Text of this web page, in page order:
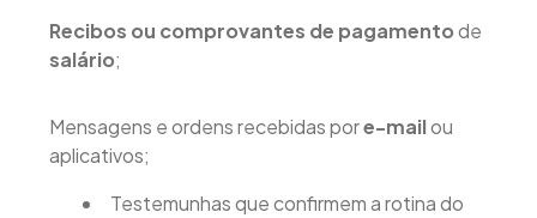
Recibos ou comprovantes de pagamentode
salário;
Mensagens e ordens recebidas pore-mailou
aplicativos;
Testemunhas que confirmem a rotina do